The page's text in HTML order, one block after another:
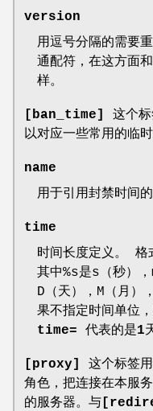
version
用逗号分隔的需要
通配符，在这方面和
样。
[ban_time]
这个标
以对应一些常用的临
name
用于引用封禁时间的
time
时间长度定义。
其中%s是s（秒）
D（天），M（月）
果不指定时间单位
time=
代表的是1
[proxy]
这个标签
角色，把连接在本服
的服务器。与